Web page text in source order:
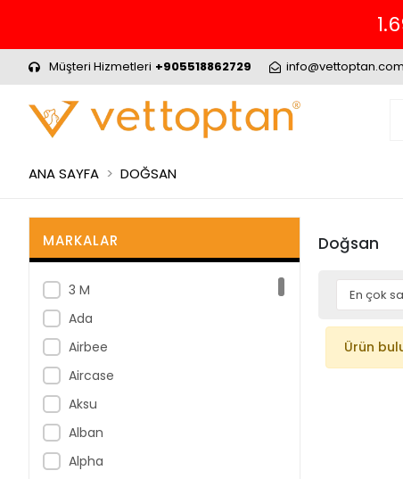
Müşteri Hizmetleri +905518862729 info@vettoptan.com
ANA SAYFA DOĞSAN
MARKALAR
3 M
Ada
Airbee
Aircase
Aksu
Alban
Alpha
Doğsan
Ürün